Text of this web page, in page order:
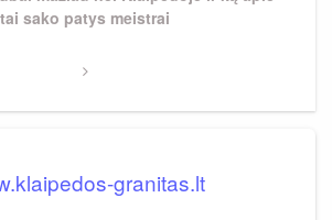
tai sako patys meistrai
granitas.lt